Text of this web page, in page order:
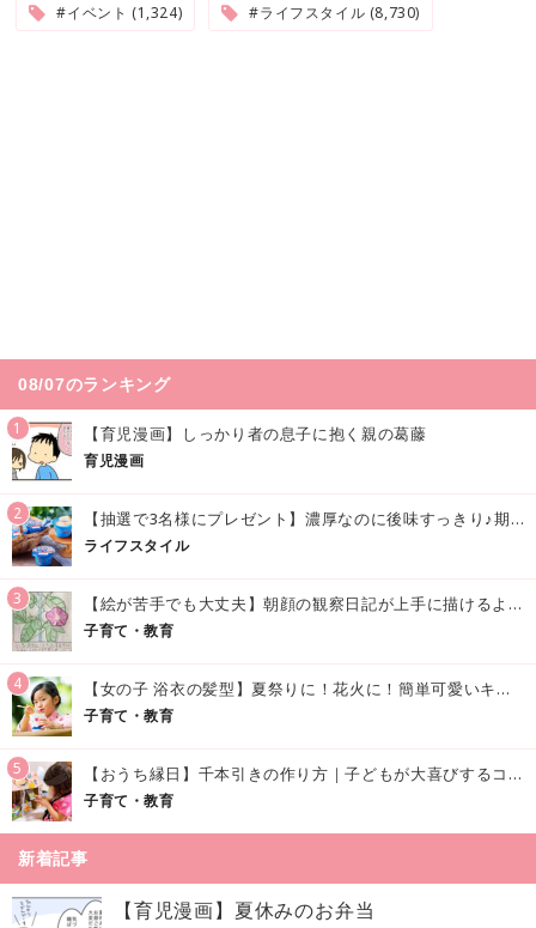
#イベント (1,324) #ライフスタイル (8,730)
08/07のランキング
1 【育児漫画】しっかり者の息子に抱く親の葛藤
育児漫画
2 【抽選で3名様にプレゼント】濃厚なのに後味すっきり♪期間限定の「メイトーのなめらかプリン カルピス®入りソース」で夏を味わおう！
ライフスタイル
3 【絵が苦手でも大丈夫】朝顔の観察日記が上手に描けるようになる方法｜イラスト付き
子育て・教育
4 【女の子 浴衣の髪型】夏祭りに！花火に！簡単可愛いキッズの浴衣ヘアアレンジまとめ
子育て・教育
5 【おうち縁日】千本引きの作り方｜子どもが大喜びするコツやアイデア♪
子育て・教育
新着記事
【育児漫画】夏休みのお弁当